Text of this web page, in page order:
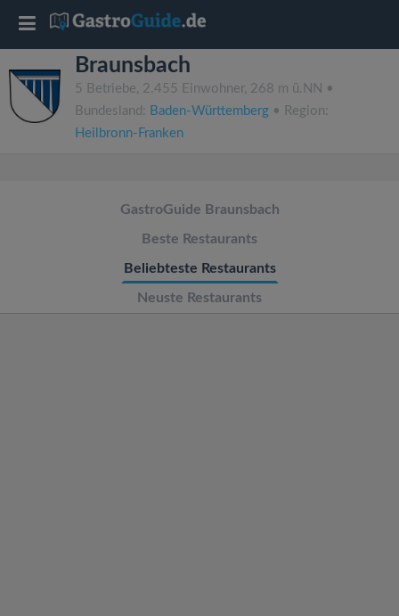
Braunsbach
5 Betriebe, 2.455 Einwohner, 268 m ü.NN •
Bundesland: Baden-Württemberg • Region:
Heilbronn-Franken
GastroGuide Braunsbach
Beste Restaurants
Beliebteste Restaurants
Neuste Restaurants
T
o